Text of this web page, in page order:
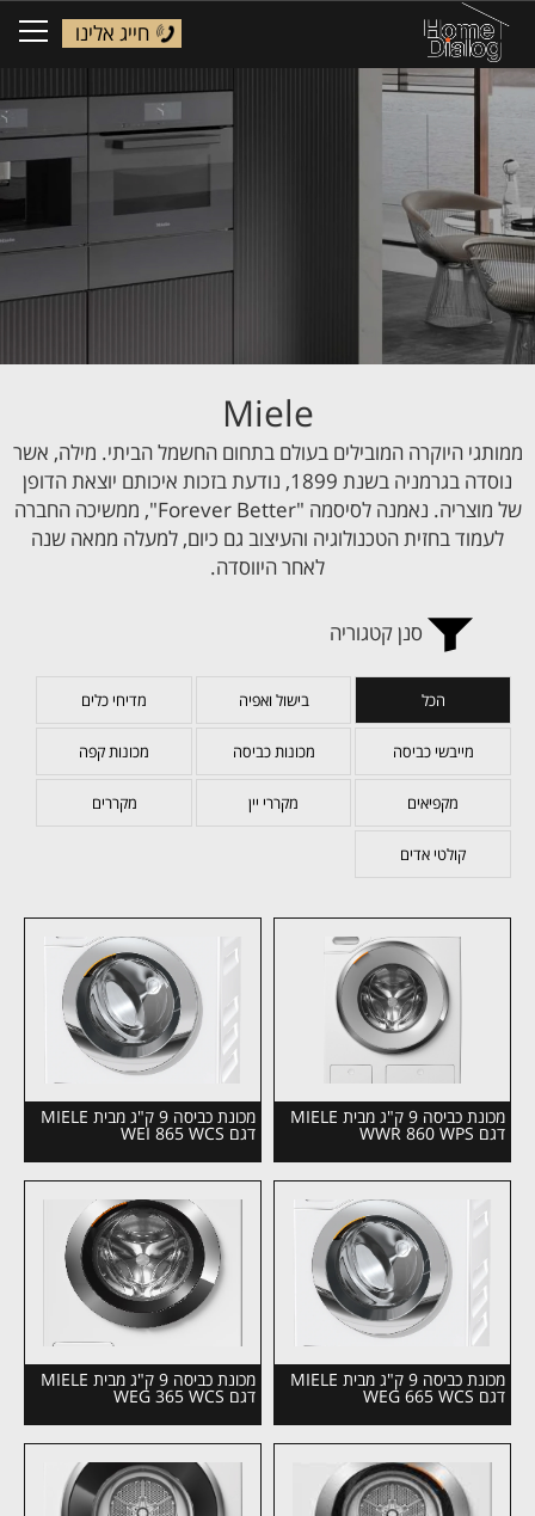
חייג אלינו
Miele
ממותגי היוקרה המובילים בעולם בתחום החשמל הביתי. מילה, אשר
נוסדה בגרמניה בשנת 1899, נודעת בזכות איכותם יוצאת הדופן
של מוצריה. נאמנה לסיסמה "Forever Better", ממשיכה החברה
לעמוד בחזית הטכנולוגיה והעיצוב גם כיום, למעלה ממאה שנה
לאחר היווסדה.
סנן קטגוריה
הכל בישול ואפיה מדיחי כלים
מייבשי כביסה מכונות כביסה מכונות קפה
מקפיאים מקררי יין מקררים
קולטי אדים
מכונת כביסה 9 ק"ג מבית MIELE
דגם WWR 860 WPS
מכונת כביסה 9 ק"ג מבית MIELE
דגם WEI 865 WCS
מכונת כביסה 9 ק"ג מבית MIELE
דגם WEG 665 WCS
מכונת כביסה 9 ק"ג מבית MIELE
דגם WEG 365 WCS